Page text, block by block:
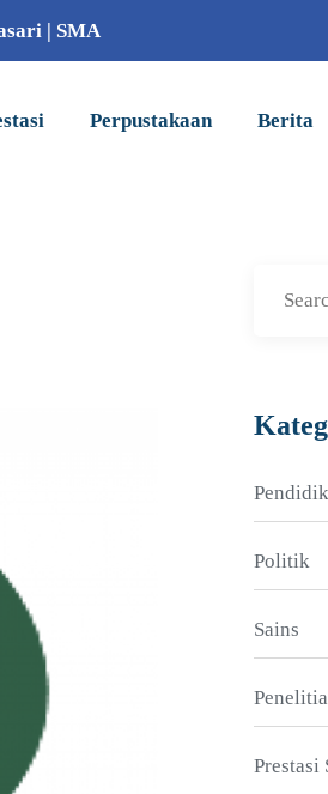
| SMA
Perpustakaan Berita
Politik
Sains
Prestasi